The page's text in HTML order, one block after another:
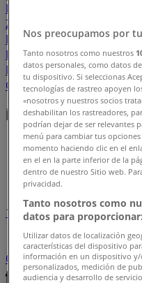
Destacados
Zapatos
ElectrónicaFarmacias,
BellezaRestaurantes
Motos y Repuestos
CineViajesBancos y
Índice de ofertas en
Tiendeo en Juan de
Índice de ofertas
1
Supermercados
arroz
Ópticas
Ropa y Zapatos
Nos preocupamos por
Tanto nosotros como nuestros
datos personales, como datos
tu dispositivo. Si seleccionas
tecnologías de rastreo apoyen
«nosotros y nuestros socios
deshabilitan los rastreadores,
podrían dejar de ser relevantes
menú para cambiar tus
momento haciendo clic en el
en el en la parte inferior de la
dentro de nuestro Sitio web.
privacidad.
Tanto nosotros como
datos para proporcionar:
Utilizar datos de localización
características del dispositivo
información en un dispositivo
personalizados, medición de
audiencia y desarrollo de